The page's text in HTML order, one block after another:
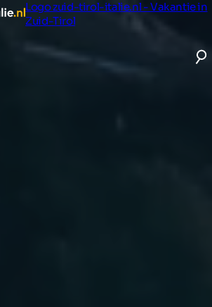
Logo zuid-tirol-italie.nl - Vakantie in
Zuid-Tirol